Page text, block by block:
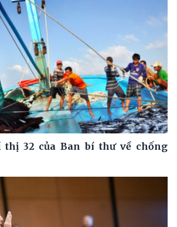
32 của Ban bí thư về chống